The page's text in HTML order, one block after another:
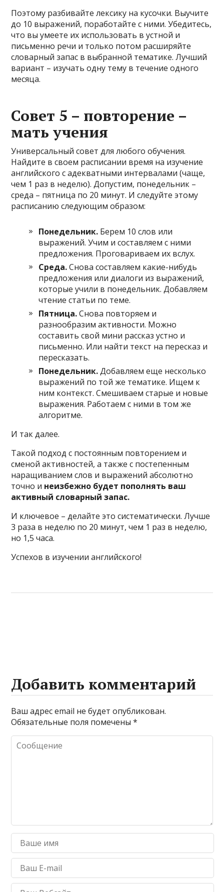
Поэтому разбивайте лексику на кусочки. Выучите
до 10 выражений, поработайте с ними. Убедитесь,
что вы умеете их использовать в устной и
письменно речи и только потом расширяйте
словарный запас в выбранной тематике. Лучший
вариант – изучать одну тему в течение одного
месяца.
Совет 5 – повторение –
мать учения
Универсальный совет для любого обучения.
Найдите в своем расписании время на изучение
английского с адекватными интервалами (чаще,
чем 1 раз в неделю). Допустим, понедельник –
среда – пятница по 20 минут. И следуйте этому
расписанию следующим образом:
Понедельник. Берем 10 слов или
выражений. Учим и составляем с ними
предложения. Проговариваем их вслух.
Среда.Снова составляем какие-нибудь
предложения или диалоги из выражений,
которые учили в понедельник. Добавляем
чтение статьи по теме.
Пятница.Снова повторяем и
разнообразим активности. Можно
составить свой мини рассказ устно и
письменно. Или найти текст на пересказ и
пересказать.
Понедельник.Добавляем еще несколько
выражений по той же тематике. Ищем к
ним контекст. Смешиваем старые и новые
выражения. Работаем с ними в том же
алгоритме.
И так далее.
Такой подход с постоянным повторением и
сменой активностей, а также с постепенным
наращиванием слов и выражений абсолютно
точно и неизбежно будет пополнять ваш
активный словарный запас.
И ключевое – делайте это систематически. Лучше
3 раза в неделю по 20 минут, чем 1 раз в неделю,
но 1,5 часа.
Успехов в изучении английского!
Добавить комментарий
Ваш адрес email не будет опубликован.
Обязательные поля помечены*